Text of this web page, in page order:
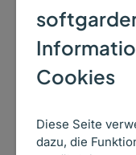
Cookies
Diese Seite
dazu, die
access-
ein
der beteiligten
getragen
langwierig,
Da sich